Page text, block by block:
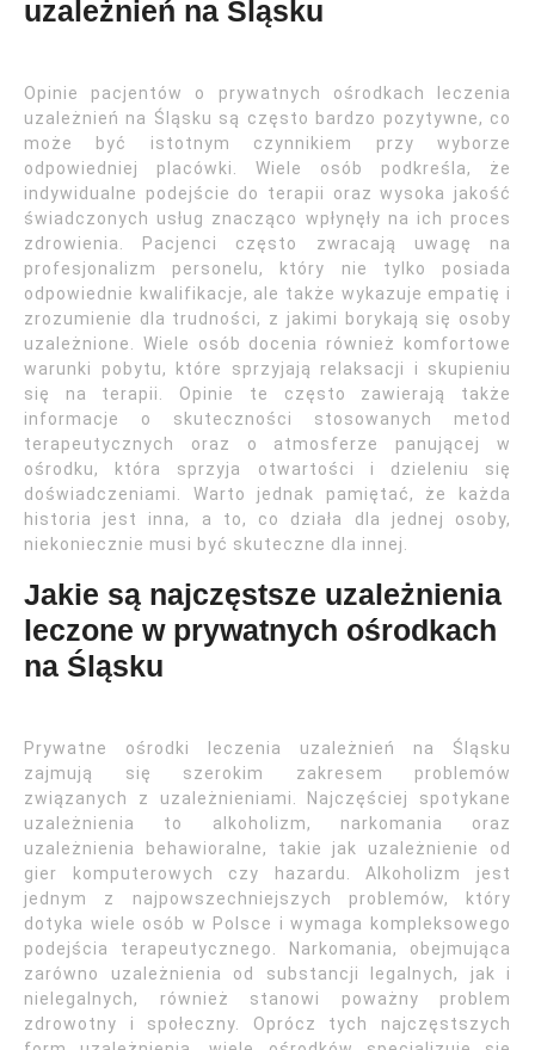
uzależnień na Śląsku
Opinie pacjentów o prywatnych ośrodkach leczenia
uzależnień na Śląsku są często bardzo pozytywne, co
może być istotnym czynnikiem przy wyborze
odpowiedniej placówki. Wiele osób podkreśla, że
indywidualne podejście do terapii oraz wysoka jakość
świadczonych usług znacząco wpłynęły na ich proces
zdrowienia. Pacjenci często zwracają uwagę na
profesjonalizm personelu, który nie tylko posiada
odpowiednie kwalifikacje, ale także wykazuje empatię i
zrozumienie dla trudności, z jakimi borykają się osoby
uzależnione. Wiele osób docenia również komfortowe
warunki pobytu, które sprzyjają relaksacji i skupieniu
się na terapii. Opinie te często zawierają także
informacje o skuteczności stosowanych metod
terapeutycznych oraz o atmosferze panującej w
ośrodku, która sprzyja otwartości i dzieleniu się
doświadczeniami. Warto jednak pamiętać, że każda
historia jest inna, a to, co działa dla jednej osoby,
niekoniecznie musi być skuteczne dla innej.
Jakie są najczęstsze uzależnienia
leczone w prywatnych ośrodkach
na Śląsku
Prywatne ośrodki leczenia uzależnień na Śląsku
zajmują się szerokim zakresem problemów
związanych z uzależnieniami. Najczęściej spotykane
uzależnienia to alkoholizm, narkomania oraz
uzależnienia behawioralne, takie jak uzależnienie od
gier komputerowych czy hazardu. Alkoholizm jest
jednym z najpowszechniejszych problemów, który
dotyka wiele osób w Polsce i wymaga kompleksowego
podejścia terapeutycznego. Narkomania, obejmująca
zarówno uzależnienia od substancji legalnych, jak i
nielegalnych, również stanowi poważny problem
zdrowotny i społeczny. Oprócz tych najczęstszych